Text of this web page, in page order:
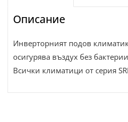
Описание
Инверторният подов
осигурява въздух без
Всички климатици от серия